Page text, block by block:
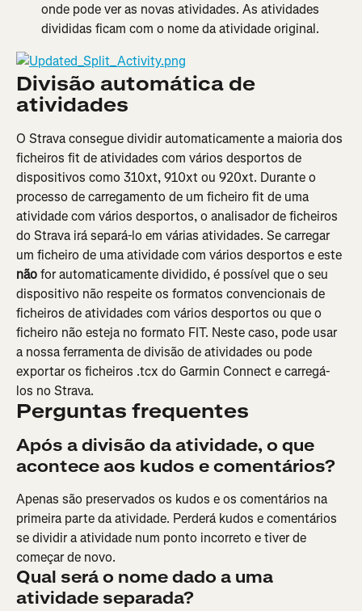
onde pode ver as novas atividades. As atividades
divididas ficam com o nome da atividade original.
Divisão automática de
atividades
O Strava consegue dividir automaticamente a maioria dos
ficheiros fit de atividades com vários desportos de
dispositivos como 310xt, 910xt ou 920xt. Durante o
processo de carregamento de um ficheiro fit de uma
atividade com vários desportos, o analisador de ficheiros
do Strava irá separá-lo em várias atividades. Se carregar
um ficheiro de uma atividade com vários desportos e este
não for automaticamente dividido, é possível que o seu
dispositivo não respeite os formatos convencionais de
ficheiros de atividades com vários desportos ou que o
ficheiro não esteja no formato FIT. Neste caso, pode usar
a nossa ferramenta de divisão de atividades ou pode
exportar os ficheiros .tcx do Garmin Connect e carregá-
los no Strava.
Perguntas frequentes
Após a divisão da atividade, o que
acontece aos kudos e comentários?
Apenas são preservados os kudos e os comentários na
primeira parte da atividade. Perderá kudos e comentários
se dividir a atividade num ponto incorreto e tiver de
começar de novo.
Qual será o nome dado a uma
atividade separada?